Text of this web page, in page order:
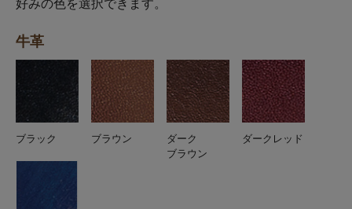
牛革
ブラック ブラウン
ダーク
ブラウン
ダークレッド